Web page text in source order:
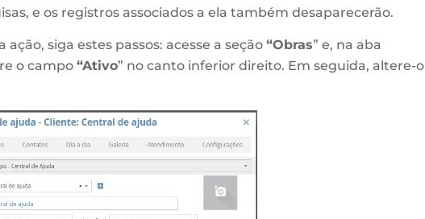
e os registros associados a ela também desaparecerão.
ação, siga estes passos: acesse a seção “Obras” e, na aba
o campo “Ativo” no canto inferior direito. Em seguida, altere-o